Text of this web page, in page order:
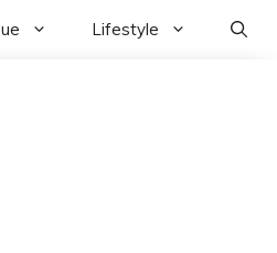
Lifestyle